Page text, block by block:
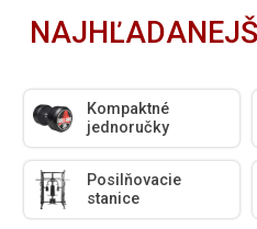
Kompaktné
jednoručky
Posilňovacie
stanice